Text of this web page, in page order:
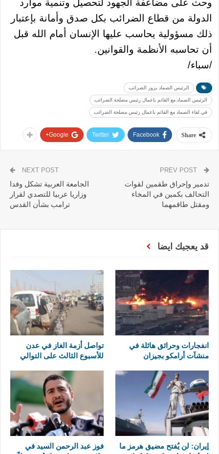
وحث على مضاعفة الجهود لتحصيل وتنمية موارد
الدولة من قطاع الضرائب بكل صدق وأمانة بإعتبار
ذلك مسؤولية يحاسب عليها الإنسان أمام الله قبل
أن تحاسبه الأنظمة والقوانين.
/سباء/
الرئيس الصماد يزور الضرائب
الرئيس الصماد.مع القائم باعمال رئيس مصلحة الضرائب
في لقاء الصماد مع القائم باعمال رئيس مصلحة الضرائب
Share
Facebook
Twitter
Google+
تدمير وإحراق طقمين لقوات
التحالف بكمين في المخاء
ومقتل طاقمهما
NEXT POST
الجامعة العربية تشكل وفدا
وزاريا عربيا للتصدي لقرار
ترامب بشأن القدس
قد يعجبك ايضا
انفجارات وحرائق هائلة في
منشآت أرامكو بجيزان
تواصل أزمة الغاز في عدن
للأسبوع الثالث على التوالي
إيران: لن يُفتح مضيق هرمز ما
فوز عبد الرحمن السيد في